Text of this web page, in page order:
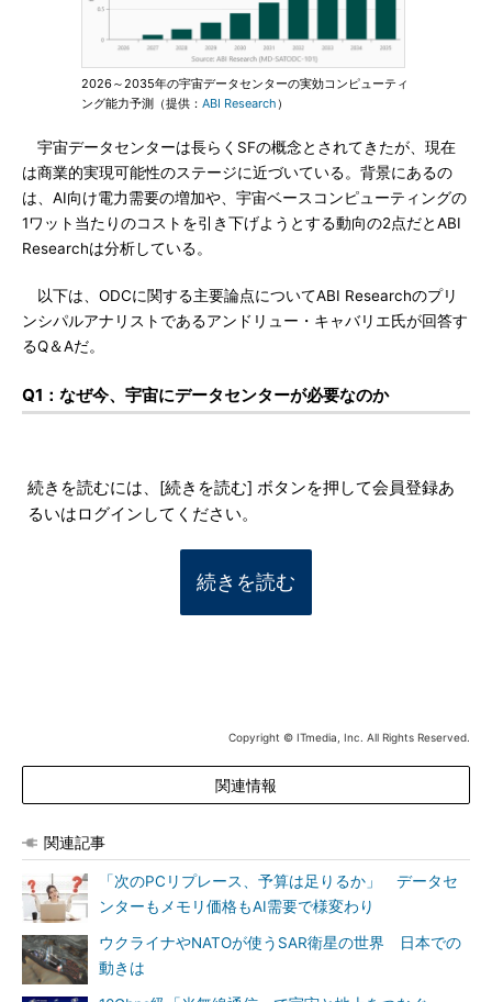
2026～2035年の宇宙データセンターの実効コンピューティ
ング能力予測（提供： ABI Research）
宇宙データセンターは長らくSFの概念とされてきたが、現在
は商業的実現可能性のステージに近づいている。背景にあるの
は、AI向け電力需要の増加や、宇宙ベースコンピューティングの
1ワット当たりのコストを引き下げようとする動向の2点だとABI
Researchは分析している。
以下は、ODCに関する主要論点についてABI Researchのプリ
ンシパルアナリストであるアンドリュー・キャバリエ氏が回答す
るQ＆Aだ。
Q1：なぜ今、宇宙にデータセンターが必要なのか
続きを読むには、[続きを読む] ボタンを押して会員登録あ
るいはログインしてください。
続きを読む
Copyright © ITmedia, Inc. All Rights Reserved.
関連情報
関連記事
「次のPCリプレース、予算は足りるか」 データセ
ンターもメモリ価格もAI需要で様変わり
ウクライナやNATOが使うSAR衛星の世界 日本での
動きは